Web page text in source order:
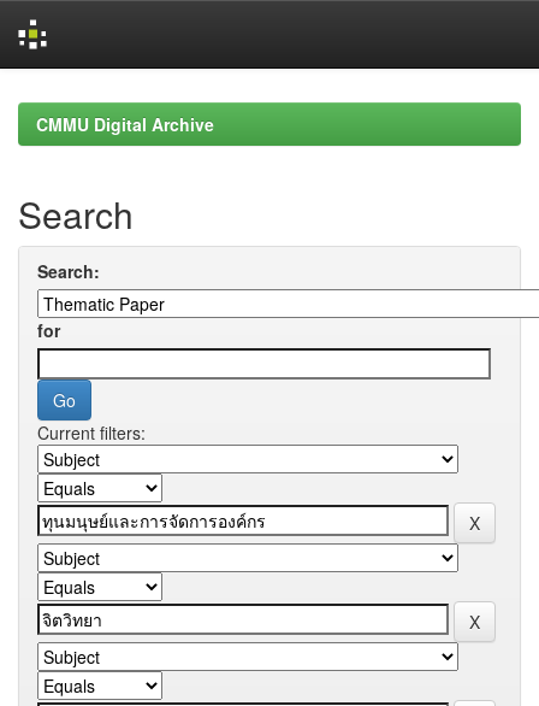
navigationCMMU Digital Archive
Search
Search:
for
Current filters: